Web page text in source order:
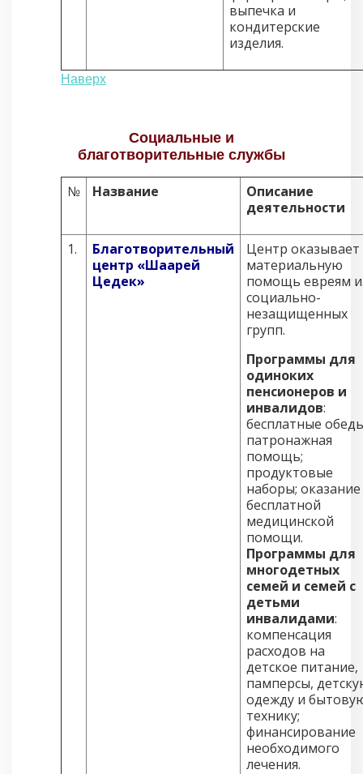
выпечка и
кондитерские
изделия.
Наверх
Социальные и
благотворительные службы
№ Название
Описание
деятельности
1.
Благотворительный
центр «Шаарей
Цедек»
Центр оказывает
материальную
помощь евреям
социально-
незащищенных
групп.
Программы для
одиноких
пенсионеров и
инвалидов:
бесплатные
патронажная
помощь;
продуктовые
наборы; оказание
бесплатной
медицинской
помощи.
Программы для
многодетных
семей и семей с
детьми
инвалидами:
компенсация
расходов на
детское питание,
памперсы,
одежду и
технику;
финансирование
необходимого
лечения.